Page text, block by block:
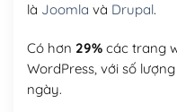
là Joomla và Drupal.
Có hơn 29%các trang
WordPress, với số
ngày.